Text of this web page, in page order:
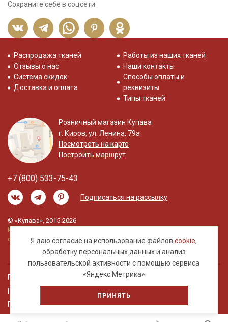
Сохраните себе в соцсети
Я даю согласие на использование файловcookie,
обработкуперсональных данныхи анализ
пользовательской активности с помощью сервиса
«Яндекс.Метрика»
ПРИНЯТЬ
Распродажа тканей
Отзывы о нас
Система скидок
Доставка и оплата
Работы из наших тканей
Наши контакты
Способы оплаты и
реквизиты
Типы тканей
Розничный магазин Купава
г. Киров, ул. Ленина, 79а
Посмотреть на карте
Построить маршрут
+7 (800) 533-75-43
Подписаться на рассылку
© «Купава», 2015-2026
Информация на сайте не является публичной
офертой.
Правовая информация
Политика обработки персональных данных
Пользовательское соглашение